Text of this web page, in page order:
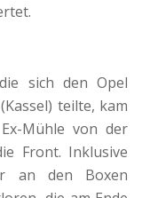
sich den Opel
teilte, kam
Mühle von der
Front. Inklusive
an den Boxen